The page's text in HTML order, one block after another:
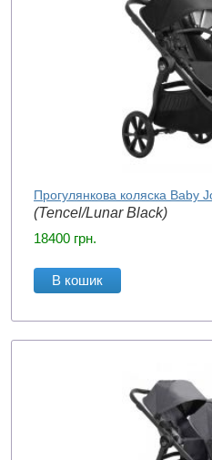
Прогулянкова коляска Baby
(Tencel/Lunar Black)
18400 грн.
В кошик